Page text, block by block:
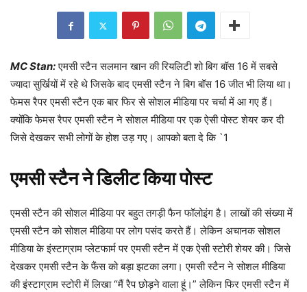
MC Stan: एमसी स्टैन सलमान खान की रियलिटी शो बिग बॉस 16 में सबसे
ज्यादा सुर्खियों में रहे थे जिसके बाद एमसी स्टैन ने बिग बॉस 16 जीत भी लिया था।
फेमस रैपर एमसी स्टैन एक बार फिर से सोशल मीडिया पर चर्चा में आ गए हैं।
क्योंकि फेमस रैपर एमसी स्टैन ने सोशल मीडिया पर एक ऐसी पोस्ट शेयर कर दी
जिसे देखकर सभी लोगों के होश उड़ गए। आपको बता दे कि `1
एमसी स्टैन ने डिलीट किया पोस्ट
एमसी स्टैन की सोशल मीडिया पर बहुत तगड़ी फैन फॉलोइंग है। लाखों की संख्या में
एमसी स्टैन को सोशल मीडिया पर लोग पसंद करते हैं। लेकिन अचानक सोशल
मीडिया के इंस्टाग्राम प्लेटफार्म पर एमसी स्टैन में एक ऐसी स्टोरी शेयर की। जिसे
देखकर एमसी स्टैन के फैंस को बड़ा झटका लगा। एमसी स्टैन ने सोशल मीडिया
की इंस्टाग्राम स्टोरी में लिखा “मैं रैप छोड़ने वाला हूं।” लेकिन फिर एमसी स्टैन में